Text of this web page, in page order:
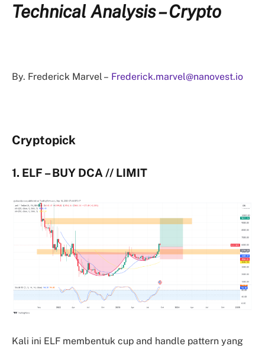
Technical Analysis – Crypto
By. Frederick Marvel – Frederick.marvel@nanovest.io
Cryptopick
1. ELF – BUY DCA // LIMIT
Kali ini ELF membentuk cup and handle pattern yang